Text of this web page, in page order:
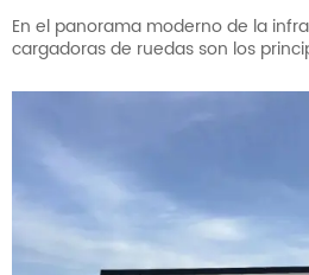
En el panorama moderno de la
cargadoras de ruedas son los
materiales. Mientras que los
específicamente diseñada para los
densidad de los entornos urbanos.